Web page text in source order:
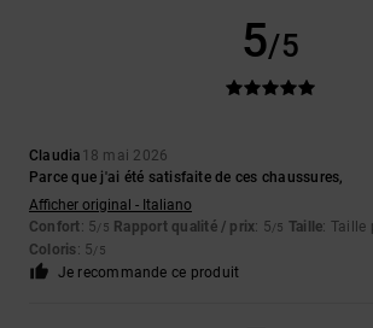
5/5
Claudia 18 mai 2026
Parce que j'ai été satisfaite de ces chaussures,
Afficher original - Italiano
Confort: 5/5 Rapport qualité / prix: 5/5 Taille: Taille
Coloris: 5/5
Je recommande ce produit